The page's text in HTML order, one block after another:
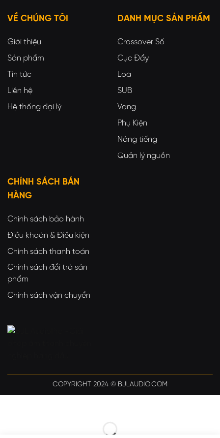
VỀ CHÚNG TÔI
Giới thiệu
Sản phẩm
Tin tức
Liên hệ
Hệ thống đại lý
DANH MỤC SẢN PHẨM
Crossover Số
Cục Đẩy
Loa
SUB
Vang
Phụ Kiện
Nâng tiếng
Quản lý nguồn
CHÍNH SÁCH BÁN
HÀNG
Chính sách bảo hành
Điều khoản & Điều kiện
Chính sách thanh toán
Chính sách đổi trả sản
phẩm
Chính sách vận chuyển
COPYRIGHT 2024 © BJLAUDIO.COM